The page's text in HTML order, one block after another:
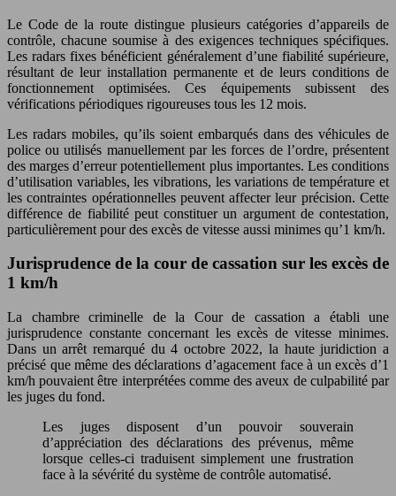
Le Code de la route distingue plusieurs catégories d’appareils de
contrôle, chacune soumise à des exigences techniques spécifiques.
Les radars fixes bénéficient généralement d’une fiabilité supérieure,
résultant de leur installation permanente et de leurs conditions de
fonctionnement optimisées. Ces équipements subissent des
vérifications périodiques rigoureuses tous les 12 mois.
Les radars mobiles, qu’ils soient embarqués dans des véhicules de
police ou utilisés manuellement par les forces de l’ordre, présentent
des marges d’erreur potentiellement plus importantes. Les conditions
d’utilisation variables, les vibrations, les variations de température et
les contraintes opérationnelles peuvent affecter leur précision. Cette
différence de fiabilité peut constituer un argument de contestation,
particulièrement pour des excès de vitesse aussi minimes qu’1 km/h.
Jurisprudence de la cour de cassation sur les excès de
1 km/h
La chambre criminelle de la Cour de cassation a établi une
jurisprudence constante concernant les excès de vitesse minimes.
Dans un arrêt remarqué du 4 octobre 2022, la haute juridiction a
précisé que même des déclarations d’agacement face à un excès d’1
km/h pouvaient être interprétées comme des aveux de culpabilité par
les juges du fond.
Les juges disposent d’un pouvoir souverain
d’appréciation des déclarations des prévenus, même
lorsque celles-ci traduisent simplement une frustration
face à la sévérité du système de contrôle automatisé.